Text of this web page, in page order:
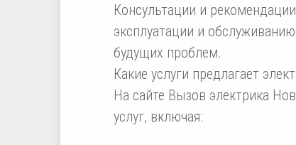
Консультации и
эксплуатации и
будущих проблем.
Какие услуги предлагает
На сайте Вызов электрика
услуг, включая: